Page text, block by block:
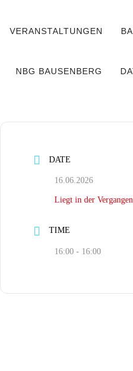
VERANSTALTUNGEN
NBG BAUSENBERG
DATE
16.06.2026
Liegt in der
TIME
16:00 - 16:00